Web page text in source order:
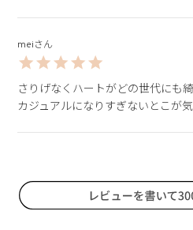
mei
さりげなくハートがどの世代にも
カジュアルになりすぎないとこが